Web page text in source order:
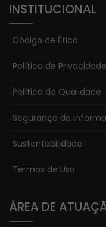
INSTITUCIONAL
Código de Ética
Política de Privacidade
Política de Qualidade
Segurança da
Sustentabilidade
Termos de Uso
ÁREA DE